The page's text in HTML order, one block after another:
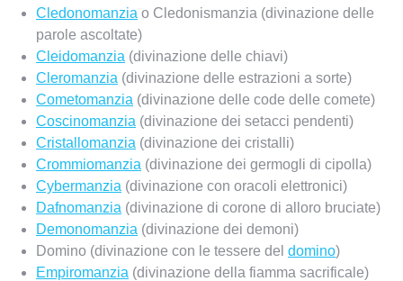
Cledonomanzia o Cledonismanzia (divinazione delle
parole ascoltate)
Cleidomanzia (divinazione delle chiavi)
Cleromanzia (divinazione delle estrazioni a sorte)
Cometomanzia (divinazione delle code delle comete)
Coscinomanzia (divinazione dei setacci pendenti)
Cristallomanzia (divinazione dei cristalli)
Crommiomanzia (divinazione dei germogli di cipolla)
Cybermanzia (divinazione con oracoli elettronici)
Dafnomanzia (divinazione di corone di alloro bruciate)
Demonomanzia (divinazione dei demoni)
Domino (divinazione con le tessere del domino)
Empiromanzia (divinazione della fiamma sacrificale)